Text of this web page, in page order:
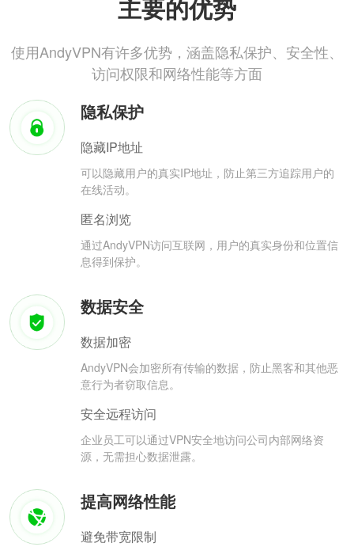
主要的优势
使用AndyVPN有许多优势，涵盖隐私保护、安全性、
访问权限和网络性能等方面
隐私保护
隐藏IP地址
可以隐藏用户的真实IP地址，防止第三方追踪用户的
在线活动。
匿名浏览
通过AndyVPN访问互联网，用户的真实身份和位置信
息得到保护。
数据安全
数据加密
AndyVPN会加密所有传输的数据，防止黑客和其他恶
意行为者窃取信息。
安全远程访问
企业员工可以通过VPN安全地访问公司内部网络资
源，无需担心数据泄露。
提高网络性能
避免带宽限制